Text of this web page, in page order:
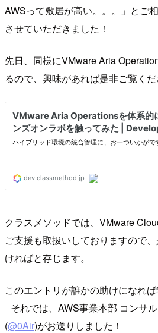
AWSって敷居が高い。。。」とご
させていただきました！
先日、同様にVMware Aria
るので、興味があれば是非ご覧くだ
クラスメソッドでは、VMware
ご支援も取扱いしておりますので
ければと存じます。
このエントリが誰かの助けになれば
それでは、AWS事業本部 コンサ
(@0Air)がお送りしました！